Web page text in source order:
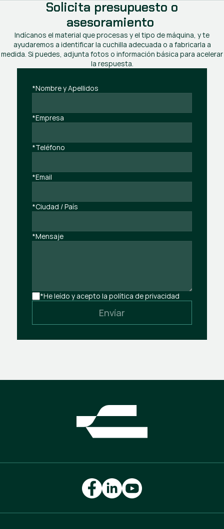
Solicita presupuesto o
asesoramiento
Indícanos el material que procesas y el tipo de máquina, y te
ayudaremos a identificar la cuchilla adecuada o a fabricarla a
medida. Si puedes, adjunta fotos o información básica para acelerar
la respuesta.
*Nombre y Apellidos
*Empresa
*Teléfono
*Email
*Ciudad / País
*Mensaje
*He leído y acepto la política de privacidad
Envíar